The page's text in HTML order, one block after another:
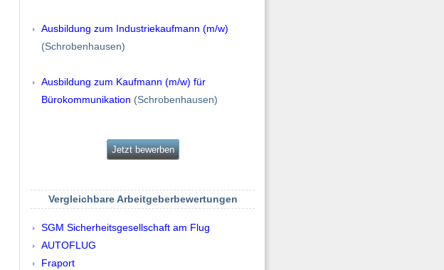
Ausbildung zum Industriekaufmann (m/w)
(Schrobenhausen)
Ausbildung zum Kaufmann (m/w) für
Bürokommunikation (Schrobenhausen)
Jetzt bewerben
Vergleichbare Arbeitgeberbewertungen
SGM Sicherheitsgesellschaft am Flug
AUTOFLUG
Fraport